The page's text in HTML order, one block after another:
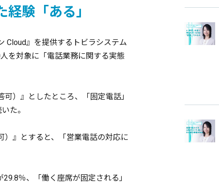
験「ある」
Cloud』を提供するトビラシステム
を対象に「電話業務に関する実態
）』としたところ、「固定電話」
た。
）』とすると、「営業電話の対応に
％、「働く座席が固定される」